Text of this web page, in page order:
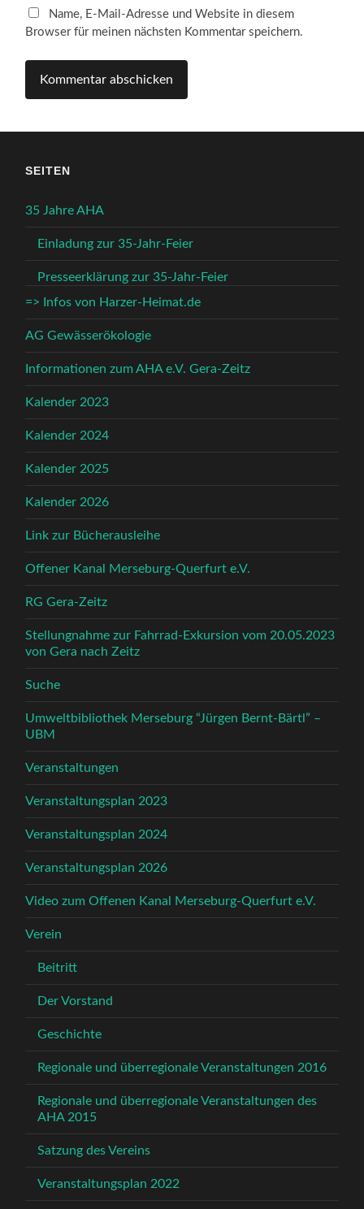
Name, E-Mail-Adresse und Website in diesem
Browser für meinen nächsten Kommentar speichern.
SEITEN
35 Jahre AHA
Einladung zur 35-Jahr-Feier
Presseerklärung zur 35-Jahr-Feier
=> Infos von Harzer-Heimat.de
AG Gewässerökologie
Informationen zum AHA e.V. Gera-Zeitz
Kalender 2023
Kalender 2024
Kalender 2025
Kalender 2026
Link zur Bücherausleihe
Offener Kanal Merseburg-Querfurt e.V.
RG Gera-Zeitz
Stellungnahme zur Fahrrad-Exkursion vom 20.05.2023
von Gera nach Zeitz
Suche
Umweltbibliothek Merseburg “Jürgen Bernt-Bärtl” –
UBM
Veranstaltungen
Veranstaltungsplan 2023
Veranstaltungsplan 2024
Veranstaltungsplan 2026
Video zum Offenen Kanal Merseburg-Querfurt e.V.
Verein
Beitritt
Der Vorstand
Geschichte
Regionale und überregionale Veranstaltungen 2016
Regionale und überregionale Veranstaltungen des
AHA 2015
Satzung des Vereins
Veranstaltungsplan 2022